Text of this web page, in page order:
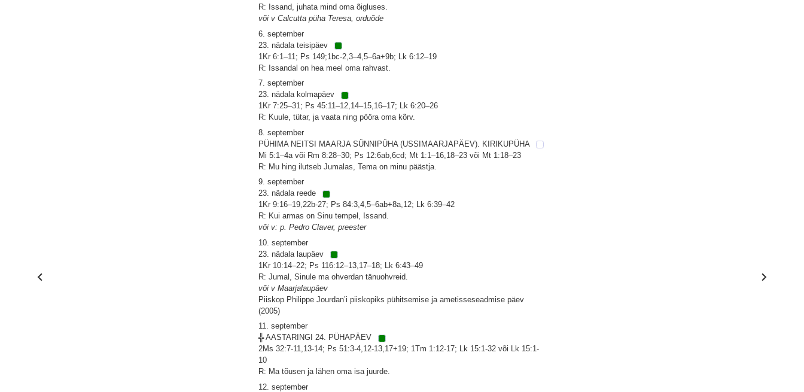
R: Issand, juhata mind oma õigluses.
või v Calcutta püha Teresa, orduõde
6. september
23. nädala teisipäev
1Kr 6:1–11; Ps 149;1bc-2,3–4,5–6a+9b; Lk 6:12–19
R: Issandal on hea meel oma rahvast.
7. september
23. nädala kolmapäev
1Kr 7:25–31; Ps 45:11–12,14–15,16–17; Lk 6:20–26
R: Kuule, tütar, ja vaata ning pööra oma kõrv.
8. september
PÜHIMA NEITSI MAARJA SÜNNIPÜHA (USSIMAARJAPÄEV). KIRIKUPÜHA
Mi 5:1–4a või Rm 8:28–30; Ps 12:6ab,6cd; Mt 1:1–16,18–23 või Mt 1:18–23
R: Mu hing ilutseb Jumalas, Tema on minu päästja.
9. september
23. nädala reede
1Kr 9:16–19,22b-27; Ps 84:3,4,5–6ab+8a,12; Lk 6:39–42
R: Kui armas on Sinu tempel, Issand.
või v: p. Pedro Claver, preester
10. september
23. nädala laupäev
1Kr 10:14–22; Ps 116:12–13,17–18; Lk 6:43–49
R: Jumal, Sinule ma ohverdan tänuohvreid.
või v Maarjalaupäev
Piiskop Philippe Jourdan’i piiskopiks pühitsemise ja ametisseseadmise päev
(2005)
11. september
╬ AASTARINGI 24. PÜHAPÄEV
2Ms 32:7-11,13-14; Ps 51:3-4,12-13,17+19; 1Tm 1:12-17; Lk 15:1-32 või Lk 15:1-
10
R: Ma tõusen ja lähen oma isa juurde.
12. september